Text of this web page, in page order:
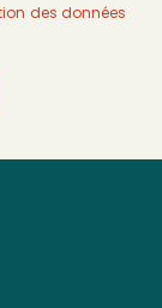
des données